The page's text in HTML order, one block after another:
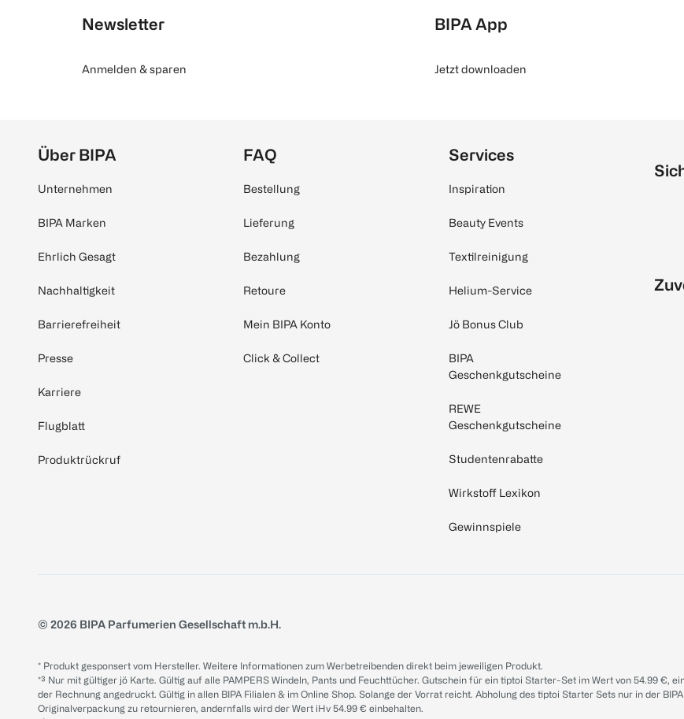
Newsletter
Anmelden & sparen
BIPA App
Jetzt downloaden
Über BIPA
Unternehmen
BIPA Marken
Ehrlich Gesagt
Nachhaltigkeit
Barrierefreiheit
Presse
Karriere
Flugblatt
Produktrückruf
FAQ
Bestellung
Lieferung
Bezahlung
Retoure
Mein BIPA Konto
Click & Collect
Services
Inspiration
Beauty Events
Textilreinigung
Helium-Service
Jö Bonus Club
BIPA
Geschenkgutscheine
REWE
Geschenkgutscheine
Studentenrabatte
Wirkstoff Lexikon
Gewinnspiele
© 2026 BIPA Parfumerien Gesellschaft m.b.H.
* Produkt gesponsert vom Hersteller. Weitere Informationen zum Werbetreibenden direkt beim jeweiligen Produkt.
*³ Nur mit gültiger jö Karte. Gültig auf alle PAMPERS Windeln, Pants und Feuchttücher. Gutschein für ein tiptoi Starter-Set im Wert von 54.99 €,
der Rechnung angedruckt. Gültig in allen BIPA Filialen & im Online Shop. Solange der Vorrat reicht. Abholung des tiptoi Starter Sets nur in der
Originalverpackung zu retournieren, andernfalls wird der Wert iHv 54.99 € einbehalten.